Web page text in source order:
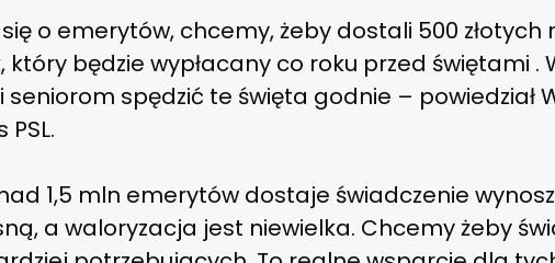
o emerytów, chcemy, żeby dostali 500 złotych
który będzie wypłacany co roku przed świętami .
spędzić te święta godnie – powiedział
1,5 mln emerytów dostaje świadczenie
a waloryzacja jest niewielka. Chcemy żeby